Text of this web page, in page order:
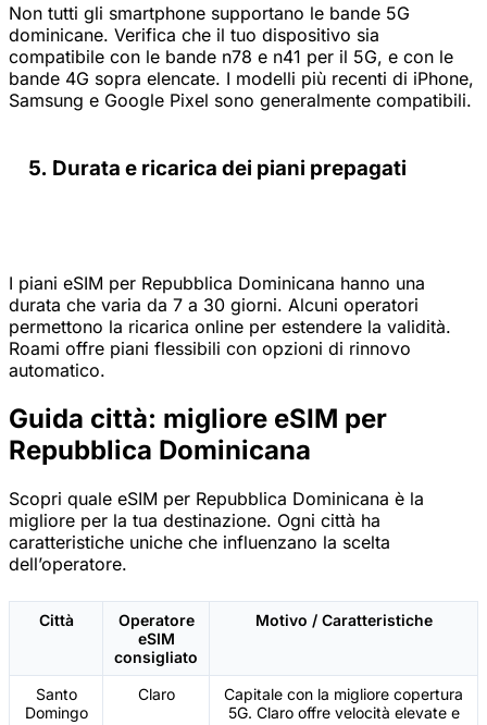
Non tutti gli smartphone supportano le bande 5G
dominicane. Verifica che il tuo dispositivo sia
compatibile con le bande n78 e n41 per il 5G, e con le
bande 4G sopra elencate. I modelli più recenti di iPhone,
Samsung e Google Pixel sono generalmente compatibili.
Durata e ricarica dei piani prepagati
I piani eSIM per Repubblica Dominicana hanno una
durata che varia da 7 a 30 giorni. Alcuni operatori
permettono la ricarica online per estendere la validità.
Roami offre piani flessibili con opzioni di rinnovo
automatico.
Guida città: migliore eSIM per
Repubblica Dominicana
Scopri quale eSIM per Repubblica Dominicana è la
migliore per la tua destinazione. Ogni città ha
caratteristiche uniche che influenzano la scelta
dell’operatore.
Città
Operatore
eSIM
consigliato
Motivo / Caratteristiche
Santo
Domingo
Claro
Capitale con la migliore copertura
5G. Claro offre velocità elevate e